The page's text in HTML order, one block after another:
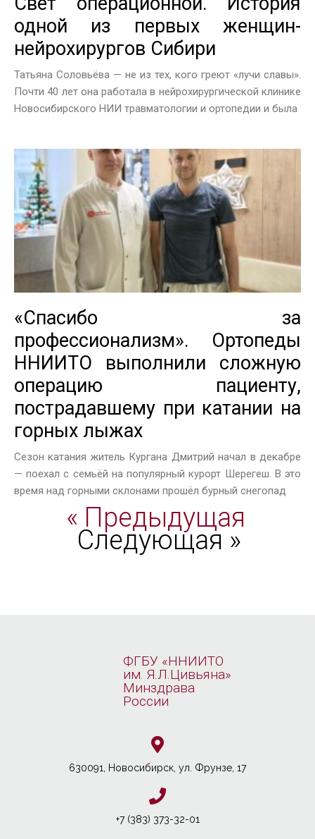
одной из первых женщин-
нейрохирургов Сибири
Татьяна Соловьёва — не из тех, кого греют «лучи славы».
Почти 40 лет она работала в нейрохирургической клинике
Новосибирского НИИ травматологии и ортопедии и была
«Спасибо за
профессионализм». Ортопеды
ННИИТО выполнили сложную
операцию пациенту,
пострадавшему при катании на
горных лыжах
Сезон катания житель Кургана Дмитрий начал в декабре
— поехал с семьёй на популярный курорт Шерегеш. В это
время над горными склонами прошёл бурный снегопад
« Предыдущая
Следующая »
ФГБУ «ННИИТО
им. Я.Л.Цивьяна»
Минздрава
России
630091, Новосибирcк, ул. Фрунзе, 17
+7 (383) 373-32-01